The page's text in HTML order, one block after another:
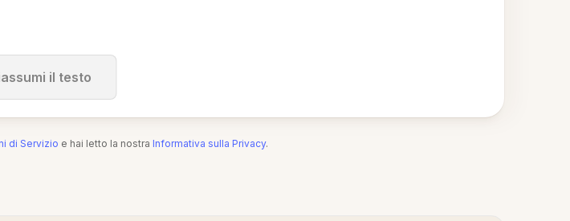
il testo
di Servizio e hai letto la nostra Informativa sulla Privacy.